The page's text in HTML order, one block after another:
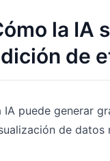
la IA
de
IA puede generar
de datos